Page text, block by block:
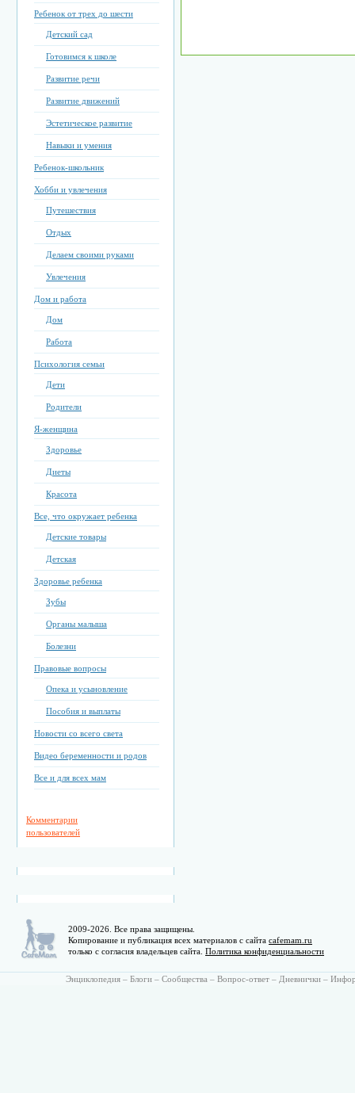
Ребенок от трех до шести
Детский сад
Готовимся к школе
Развитие речи
Развитие движений
Эстетическое развитие
Навыки и умения
Ребенок-школьник
Хобби и увлечения
Путешествия
Отдых
Делаем своими руками
Увлечения
Дом и работа
Дом
Работа
Психология семьи
Дети
Родители
Я-женщина
Здоровье
Диеты
Красота
Все, что окружает ребенка
Детские товары
Детская
Здоровье ребенка
Зубы
Органы малыша
Болезни
Правовые вопросы
Опека и усыновление
Пособия и выплаты
Новости со всего света
Видео беременности и родов
Все и для всех мам
Комментарии
пользователей
2009-2026. Все права защищены.
Копирование и публикация всех материалов с сайта cafemam.ru
только с согласия владельцев сайта. Политика конфиденциальности
Энциклопедия – Блоги – Сообщества – Вопрос-ответ – Дневнички –